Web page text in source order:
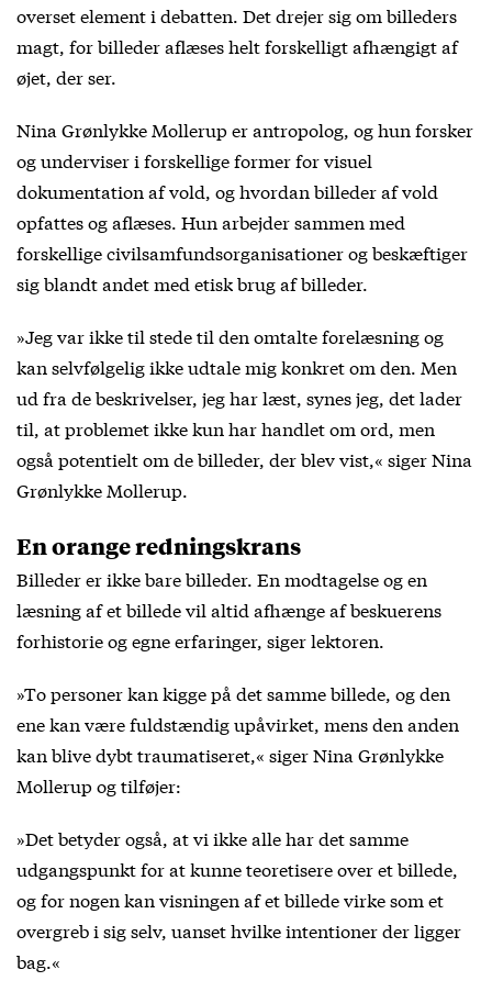
overset element i debatten. Det drejer sig om billeders
magt, for billeder aflæses helt forskelligt afhængigt af
øjet, der ser.
Nina Grønlykke Mollerup er antropolog, og hun forsker
og underviser i forskellige former for visuel
dokumentation af vold, og hvordan billeder af vold
opfattes og aflæses. Hun arbejder sammen med
forskellige civilsamfundsorganisationer og beskæftiger
sig blandt andet med etisk brug af billeder.
»Jeg var ikke til stede til den omtalte forelæsning og
kan selvfølgelig ikke udtale mig konkret om den. Men
ud fra de beskrivelser, jeg har læst, synes jeg, det lader
til, at problemet ikke kun har handlet om ord, men
også potentielt om de billeder, der blev vist,« siger Nina
Grønlykke Mollerup.
En orange redningskrans
Billeder er ikke bare billeder. En modtagelse og en
læsning af et billede vil altid afhænge af beskuerens
forhistorie og egne erfaringer, siger lektoren.
»To personer kan kigge på det samme billede, og den
ene kan være fuldstændig upåvirket, mens den anden
kan blive dybt traumatiseret,« siger Nina Grønlykke
Mollerup og tilføjer:
»Det betyder også, at vi ikke alle har det samme
udgangspunkt for at kunne teoretisere over et billede,
og for nogen kan visningen af et billede virke som et
overgreb i sig selv, uanset hvilke intentioner der ligger
bag.«